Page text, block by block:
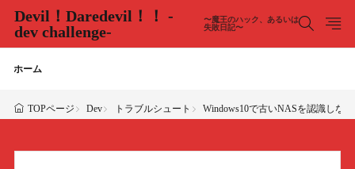
Devil！Daredevil！！ -
dev challenge-
〜魔王のハック、あるいは
失敗日記〜
ホーム
TOPページ Dev トラブルシュート Windows10で古いNASを認識しな